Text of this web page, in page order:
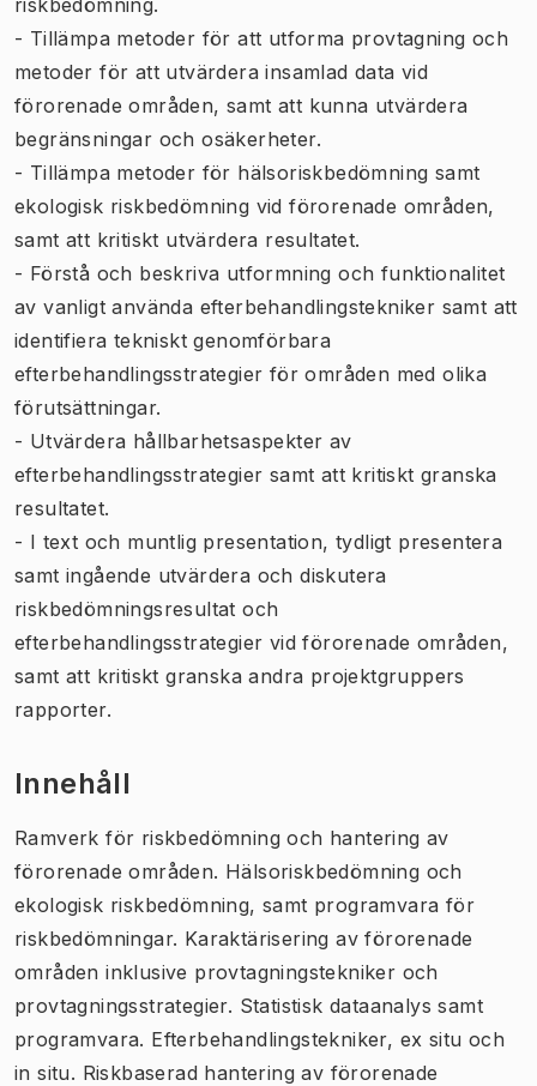
- Tillämpa metoder för att utforma provtagning och
metoder för att utvärdera insamlad data vid
förorenade områden, samt att kunna utvärdera
begränsningar och osäkerheter.
- Tillämpa metoder för hälsoriskbedömning samt
ekologisk riskbedömning vid förorenade områden,
samt att kritiskt utvärdera resultatet.
- Förstå och beskriva utformning och funktionalitet
av vanligt använda efterbehandlingstekniker samt att
identifiera tekniskt genomförbara
efterbehandlingsstrategier för områden med olika
förutsättningar.
- Utvärdera hållbarhetsaspekter av
efterbehandlingsstrategier samt att kritiskt granska
resultatet.
- I text och muntlig presentation, tydligt presentera
samt ingående utvärdera och diskutera
riskbedömningsresultat och
efterbehandlingsstrategier vid förorenade områden,
samt att kritiskt granska andra projektgruppers
rapporter.
Innehåll
Ramverk för riskbedömning och hantering av
förorenade områden. Hälsoriskbedömning och
ekologisk riskbedömning, samt programvara för
riskbedömningar. Karaktärisering av förorenade
områden inklusive provtagningstekniker och
provtagningsstrategier. Statistisk dataanalys samt
programvara. Efterbehandlingstekniker, ex situ och
in situ. Riskbaserad hantering av förorenade